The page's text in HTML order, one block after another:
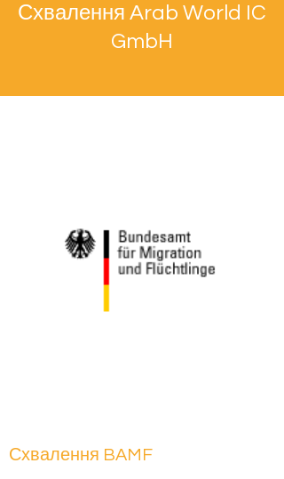
Схвалення Arab World IC
GmbH
Схвалення BAMF